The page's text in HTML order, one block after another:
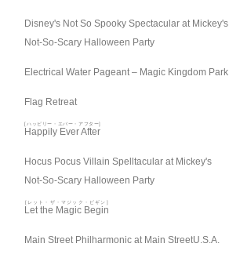
Disney's Not So Spooky Spectacular at Mickey's
Not-So-Scary Halloween Party
Electrical Water Pageant – Magic Kingdom Park
Flag Retreat
Happily Ever After
[ハッピリー・エバー・アフター]
Hocus Pocus Villain Spelltacular at Mickey's
Not-So-Scary Halloween Party
Let the Magic Begin
[レット・ザ・マジック・ビギン]
Main Street Philharmonic at Main StreetU.S.A.